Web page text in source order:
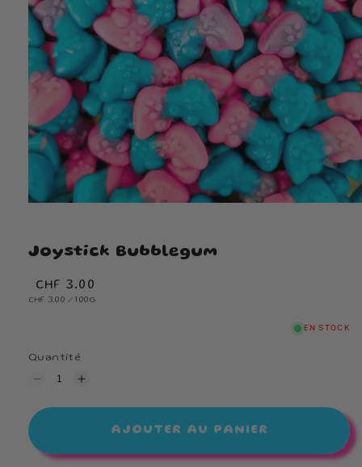
Joystick Bubblegum
Prix
habituel
CHF 3.00
PRIX
CHF 3.00 / PAR
100G
EN STOCK
Quantité
Réduire
quantité
Augmenter
quantité
JoystickAJOUTER AU PANIER